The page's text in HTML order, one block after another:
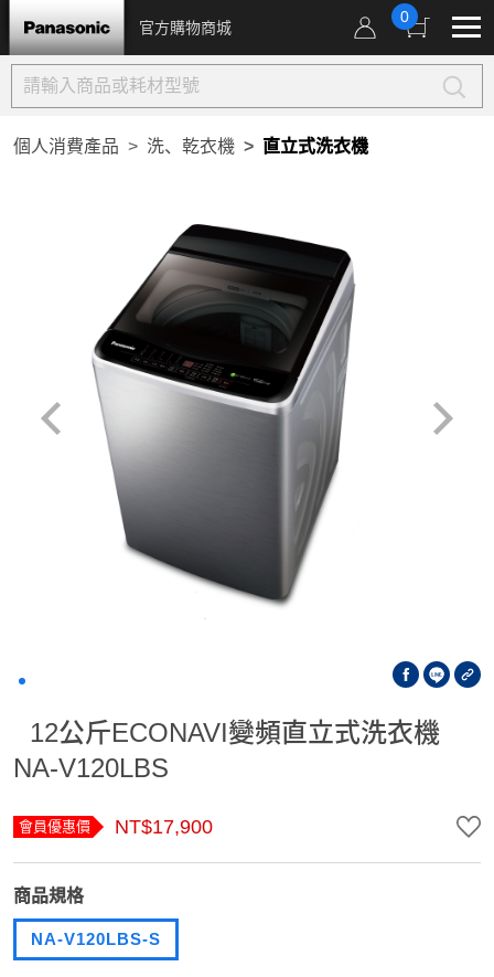
官方購物商城
0
個人消費產品 洗、乾衣機 直立式洗衣機
12公斤ECONAVI變頻直立式洗衣機
NA-V120LBS
會員優惠價 NT$17,900
商品規格
NA-V120LBS-S